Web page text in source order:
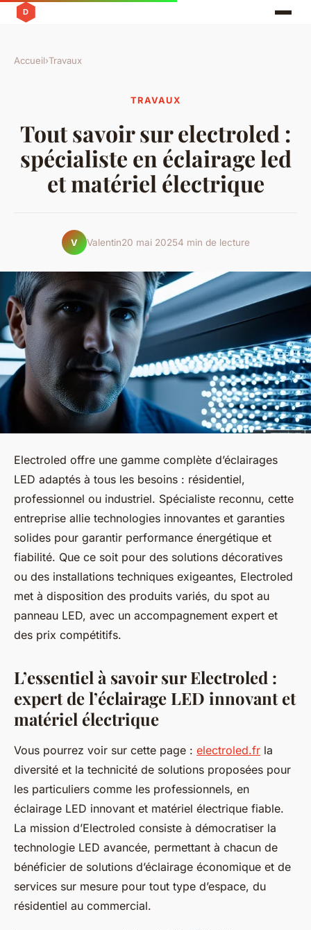
Accueil›Travaux
TRAVAUX
Tout savoir sur electroled :
spécialiste en éclairage led
et matériel électrique
V Valentin20 mai 20254 min de lecture
Electroled offre une gamme complète d’éclairages
LED adaptés à tous les besoins : résidentiel,
professionnel ou industriel. Spécialiste reconnu, cette
entreprise allie technologies innovantes et garanties
solides pour garantir performance énergétique et
fiabilité. Que ce soit pour des solutions décoratives
ou des installations techniques exigeantes, Electroled
met à disposition des produits variés, du spot au
panneau LED, avec un accompagnement expert et
des prix compétitifs.
L’essentiel à savoir sur Electroled :
expert de l’éclairage LED innovant et
matériel électrique
Vous pourrez voir sur cette page : electroled.fr la
diversité et la technicité de solutions proposées pour
les particuliers comme les professionnels, en
éclairage LED innovant et matériel électrique fiable.
La mission d’Electroled consiste à démocratiser la
technologie LED avancée, permettant à chacun de
bénéficier de solutions d’éclairage économique et de
services sur mesure pour tout type d’espace, du
résidentiel au commercial.